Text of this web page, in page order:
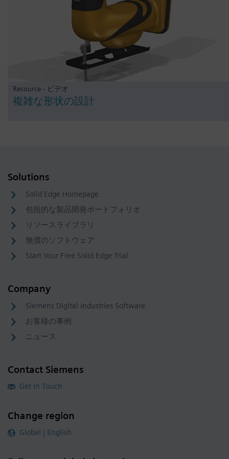
Resource - ビデオ
複雑な形状の設計
Solutions
Solid Edge Homepage
包括的な製品開発ポートフォリオ
リソースライブラリ
無償のソフトウェア
Start Your Free Solid Edge Trial
Company
Siemens Digital Industries Software
お客様の事例
ニュース
Contact Siemens
Get in Touch
Change region
Global | English